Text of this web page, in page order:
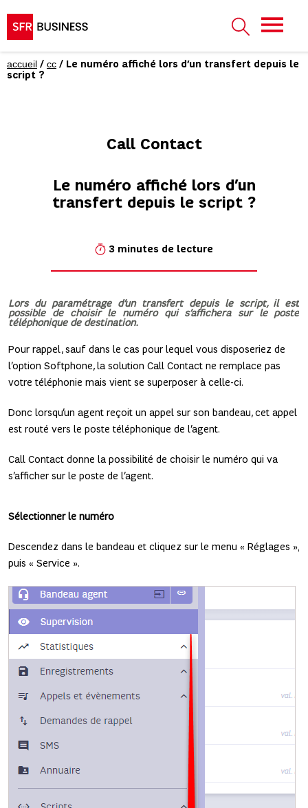
accueil / cc / Le numéro affiché lors d’un transfert depuis le
script ?
Call Contact
Le numéro affiché lors d’un
transfert depuis le script ?
3 minutes de lecture
Lors du paramétrage d’un transfert depuis le script, il est
possible de choisir le numéro qui s’affichera sur le poste
téléphonique de destination.
Pour rappel, sauf dans le cas pour lequel vous disposeriez de
l’option Softphone, la solution Call Contact ne remplace pas
votre téléphonie mais vient se superposer à celle-ci.
Donc lorsqu’un agent reçoit un appel sur son bandeau, cet appel
est routé vers le poste téléphonique de l’agent.
Call Contact donne la possibilité de choisir le numéro qui va
s’afficher sur le poste de l’agent.
Sélectionner le numéro
Descendez dans le bandeau et cliquez sur le menu « Réglages »,
puis « Service ».